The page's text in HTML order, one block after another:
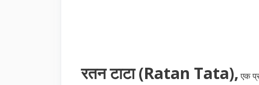
रतन टाटा (Ratan Tata), एक